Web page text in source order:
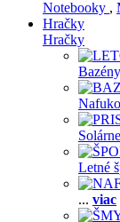
Notebooky ,
Hračky
Hračky
Letné
... viac